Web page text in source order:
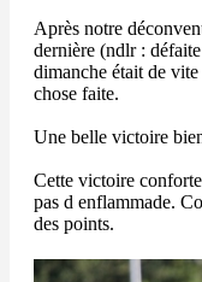
Après notre
dernière (ndlr :
dimanche était de
chose faite.
Une belle victoire
Cette victoire
pas d enflammade.
des points.